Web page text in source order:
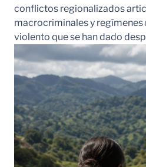
conflictos regionalizados
macrocriminales y
violento que se han dado